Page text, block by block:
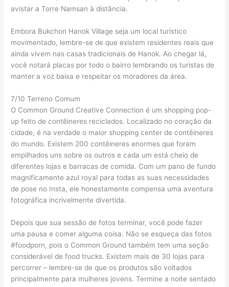
avistar a Torre Namsan à distância.
Embora Bukchon Hanok Village seja um local turístico
movimentado, lembre-se de que existem residentes reais que
ainda vivem nas casas tradicionais de Hanok. Ao chegar lá,
você notará placas por todo o bairro lembrando os turistas de
manter a voz baixa e respeitar os moradores da área.
7/10 Terreno Comum
O Common Ground Creative Connection é um shopping pop-
up feito de contêineres reciclados. Localizado no coração da
cidade, é na verdade o maior shopping center de contêineres
do mundo. Existem 200 contêineres enormes que foram
empilhados uns sobre os outros e cada um está cheio de
diferentes lojas e barracas de comida. Com um pano de fundo
magnificamente azul royal para todas as suas necessidades
de pose no Insta, ele honestamente compensa uma aventura
fotográfica incrivelmente divertida.
Depois que sua sessão de fotos terminar, você pode fazer
uma pausa e comer alguma coisa. Não se esqueça das fotos
#foodporn, pois o Common Ground também tem uma seção
considerável de food trucks. Existem mais de 30 lojas para
percorrer – lembre-se de que os produtos são voltados
principalmente para mulheres jovens. Termine a noite sentado